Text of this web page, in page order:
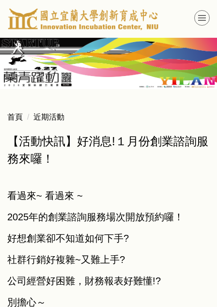
跳
到
主
要
內
容
區
首頁 近期活動
【活動快訊】好消息!１月份創業諮詢服
務來囉！
看過來~ 看過來 ~
2025年的創業諮詢服務場次開放預約囉！
好想創業卻不知道如何下手?
社群行銷好複雜~又難上手?
公司經營好困難，財務報表好難懂!?
別擔心～